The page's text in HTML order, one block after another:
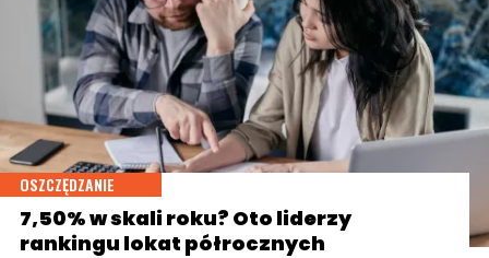
OSZCZĘDZANIE
7,50% w skali roku? Oto liderzy
rankingu lokat półrocznych